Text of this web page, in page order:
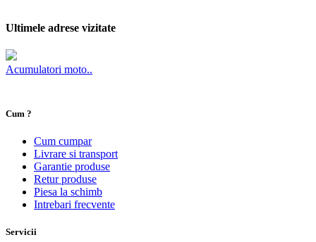
Ultimele adrese vizitate
Acumulatori moto..
Cum ?
Cum cumpar
Livrare si transport
Garantie produse
Retur produse
Piesa la schimb
Intrebari frecvente
Servicii